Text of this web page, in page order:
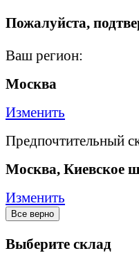
Пожалуйста,
Ваш регион:
Москва
Изменить
Предпочтительный
Москва, Киевское
Изменить
Все верно
Выберите склад